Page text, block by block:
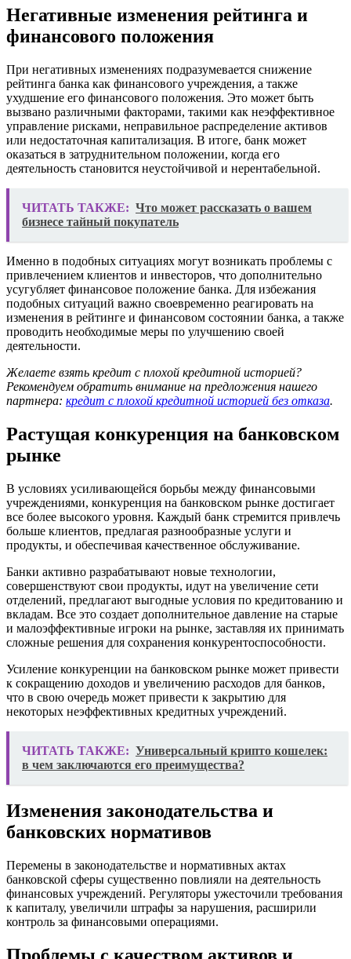
Негативные изменения рейтинга и
финансового положения
При негативных изменениях подразумевается снижение
рейтинга банка как финансового учреждения, а также
ухудшение его финансового положения. Это может быть
вызвано различными факторами, такими как неэффективное
управление рисками, неправильное распределение активов
или недостаточная капитализация. В итоге, банк может
оказаться в затруднительном положении, когда его
деятельность становится неустойчивой и нерентабельной.
ЧИТАТЬ ТАКЖЕ: Что может рассказать о вашем
бизнесе тайный покупатель
Именно в подобных ситуациях могут возникать проблемы с
привлечением клиентов и инвесторов, что дополнительно
усугубляет финансовое положение банка. Для избежания
подобных ситуаций важно своевременно реагировать на
изменения в рейтинге и финансовом состоянии банка, а также
проводить необходимые меры по улучшению своей
деятельности.
Желаете взять кредит с плохой кредитной историей?
Рекомендуем обратить внимание на предложения нашего
партнера: кредит с плохой кредитной историей без отказа.
Растущая конкуренция на банковском
рынке
В условиях усиливающейся борьбы между финансовыми
учреждениями, конкуренция на банковском рынке достигает
все более высокого уровня. Каждый банк стремится привлечь
больше клиентов, предлагая разнообразные услуги и
продукты, и обеспечивая качественное обслуживание.
Банки активно разрабатывают новые технологии,
совершенствуют свои продукты, идут на увеличение сети
отделений, предлагают выгодные условия по кредитованию и
вкладам. Все это создает дополнительное давление на старые
и малоэффективные игроки на рынке, заставляя их принимать
сложные решения для сохранения конкурентоспособности.
Усиление конкуренции на банковском рынке может привести
к сокращению доходов и увеличению расходов для банков,
что в свою очередь может привести к закрытию для
некоторых неэффективных кредитных учреждений.
ЧИТАТЬ ТАКЖЕ: Универсальный крипто кошелек:
в чем заключаются его преимущества?
Изменения законодательства и
банковских нормативов
Перемены в законодательстве и нормативных актах
банковской сферы существенно повлияли на деятельность
финансовых учреждений. Регуляторы ужесточили требования
к капиталу, увеличили штрафы за нарушения, расширили
контроль за финансовыми операциями.
Проблемы с качеством активов и